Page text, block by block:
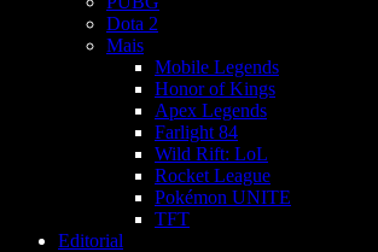
Dota 2
Mais
Mobile Legends
Honor of Kings
Apex Legends
Farlight 84
Wild Rift: LoL
Rocket League
Pokémon UNITE
TFT
Editorial